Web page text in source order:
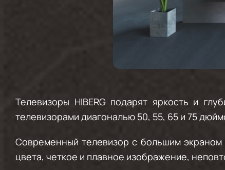
Телевизоры HIBERG подарят яркость и
телевизорами диагональю 50, 55, 65 и 75
Современный телевизор с большим экраном
цвета, четкое и плавное изображение,